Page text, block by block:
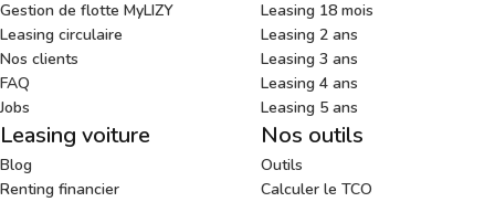
Gestion de flotte MyLIZY
Leasing circulaire
Nos clients
FAQ
Jobs
Leasing 18 mois
Leasing 2 ans
Leasing 3 ans
Leasing 4 ans
Leasing 5 ans
Leasing voiture
Blog
Renting financier
Nos outils
Outils
Calculer le TCO